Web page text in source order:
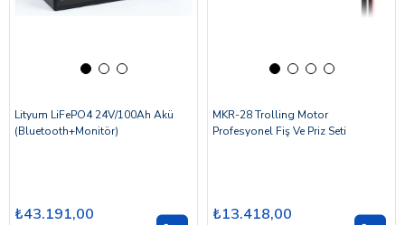
Lityum LiFePO4 24V/100Ah Akü
(Bluetooth+Monitör)
₺43.191,00
MKR-28 Trolling Motor
Profesyonel Fiş Ve Priz Seti
₺13.418,00